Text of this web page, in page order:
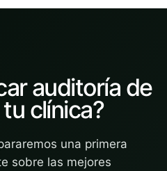
auditoría de
clínica?
una primera
sobre las mejores